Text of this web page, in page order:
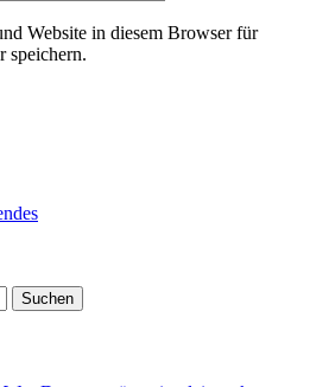
Website in diesem Browser für
speichern.